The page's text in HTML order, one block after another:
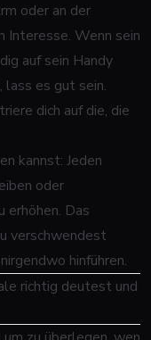
oder an der
Interesse. Wenn sein
auf sein Handy
es gut sein.
dich auf die, die
kannst: Jeden
oder
erhöhen. Das
verschwendest
hinführen.
richtig deutest und